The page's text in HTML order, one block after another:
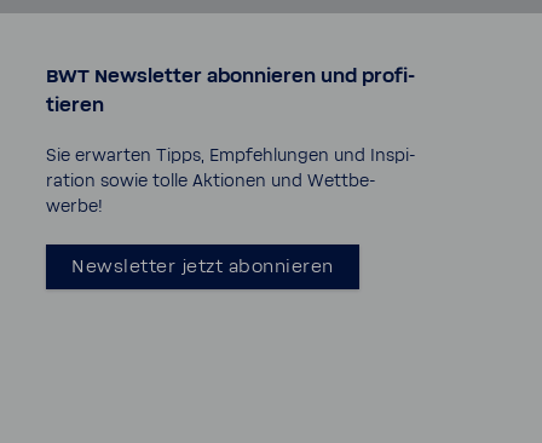
BWT News­letter abon­nieren und profi­
tieren
Sie erwarten Tipps, Empfeh­lungen und Inspi­
ra­tion sowie tolle Aktionen und Wett­be­
werbe!
News­letter jetzt abon­nieren